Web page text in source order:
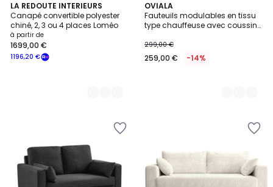
LA REDOUTE INTERIEURS
Canapé convertible polyester
chiné, 2, 3 ou 4 places Loméo
à partir de
1196,20 €
1699,00 €
4
Couleurs
OVIALA
Fauteuils modulables en tissu
type chauffeuse avec coussins
299,00 €
259,00 € -14%
4
Couleurs